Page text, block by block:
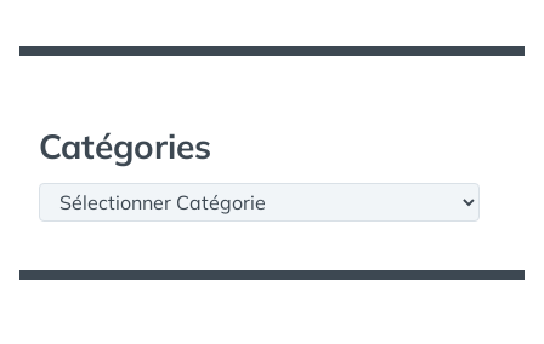
Catégories
Catégories